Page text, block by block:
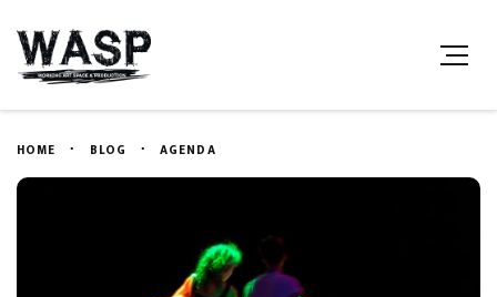
HOME BLOG AGENDA